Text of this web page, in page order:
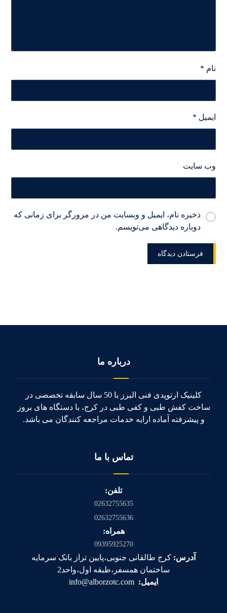
نام *
ایمیل *
وب‌ سایت
ذخیره نام، ایمیل و وبسایت من در مرورگر برای زمانی که
دوباره دیدگاهی می‌نویسم.
درباره ما
کلینیک ارتوپدی فنی البرز با 50 سال سابقه تخصصی در
ساخت کفش طبی و کفی طبی در کرج، با دستگاه های بروز
و پیشرفته آماده ارایه خدمات مراجعه کنندگان می باشد.
تماس با ما
تلفن:
02632755635
02632755636
همراه:
09395925270
آدرس: کرج طالقانی جنوبی،پایین تراز بانک سرمایه
ساختمان همسفر،طبقه اول،واحد2
ایمیل: